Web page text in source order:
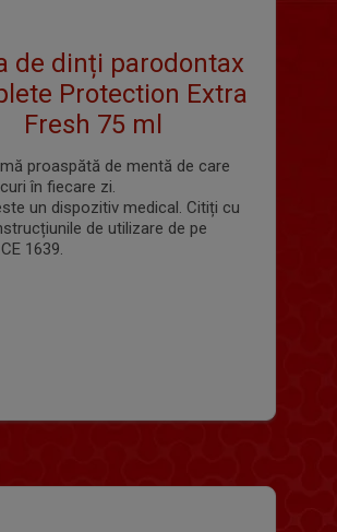
de dinți parodontax
Protection Extra
Fresh 75 ml
proaspătă de mentă de care
în fiecare zi.
un dispozitiv medical. Citiți cu
de utilizare de pe
1639.